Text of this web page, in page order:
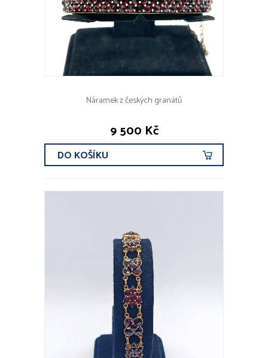
Náramek z českých granátů
9 500 Kč
DO KOŠÍKU